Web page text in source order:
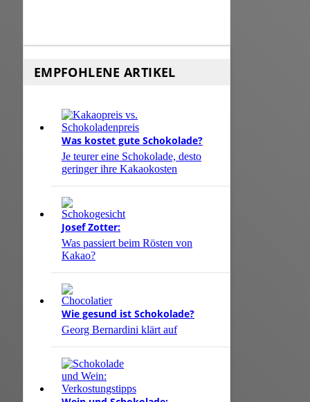
EMPFOHLENE ARTIKEL
Was kostet gute Schokolade?
Je teurer eine Schokolade, desto
geringer ihre Kakaokosten
Josef Zotter:
Was passiert beim Rösten von
Kakao?
Wie gesund ist Schokolade?
Georg Bernardini klärt auf